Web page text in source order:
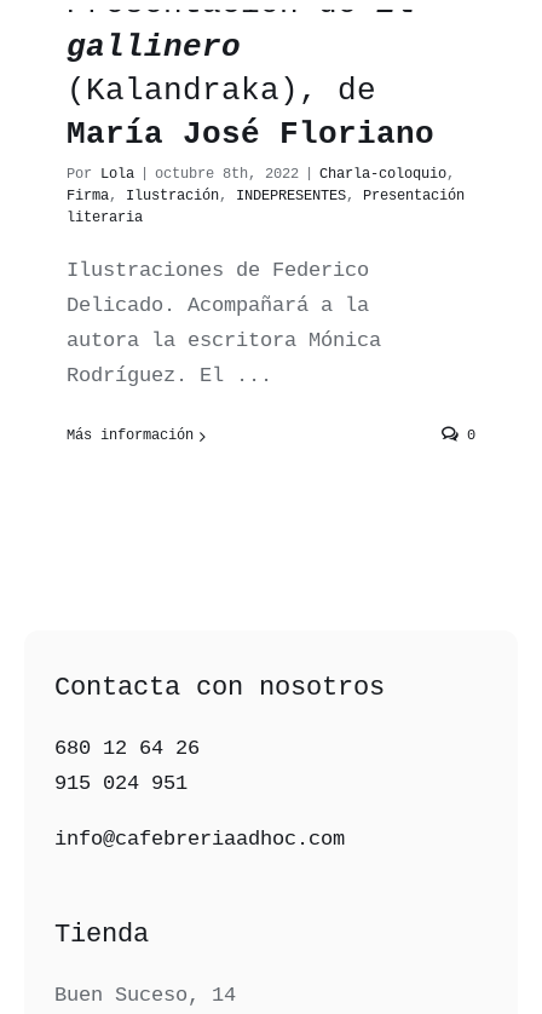
gallinero
(Kalandraka), de
María José Floriano
Por Lola octubre 8th, 2022 Charla-coloquio,
Firma, Ilustración, INDEPRESENTES, Presentación
literaria
Ilustraciones de Federico
Delicado. Acompañará a la
autora la escritora Mónica
Rodríguez. El ...
Más información 0
Contacta con nosotros
680 12 64 26‬
915 024 951‬
info@cafebreriaadhoc.com
Tienda
Buen Suceso, 14